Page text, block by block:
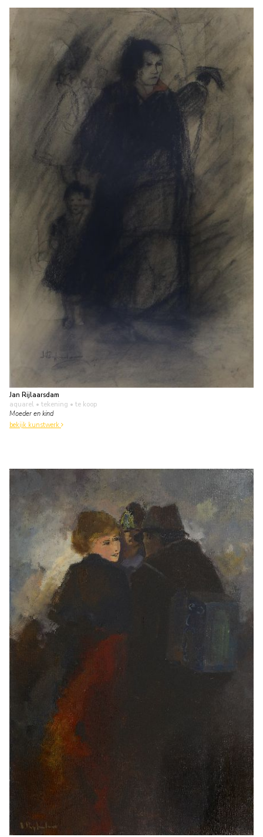
Jan Rijlaarsdam
aquarel • tekening • te koop
Moeder en kind
bekijk kunstwerk